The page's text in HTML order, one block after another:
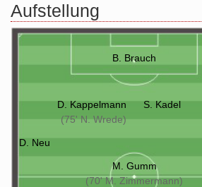
Aufstellung
B. Brauch
D. Kappelmann
(75' N. Wrede)
S. Kadel
D. Neu
M. Gumm
(70' M. Zimmermann)